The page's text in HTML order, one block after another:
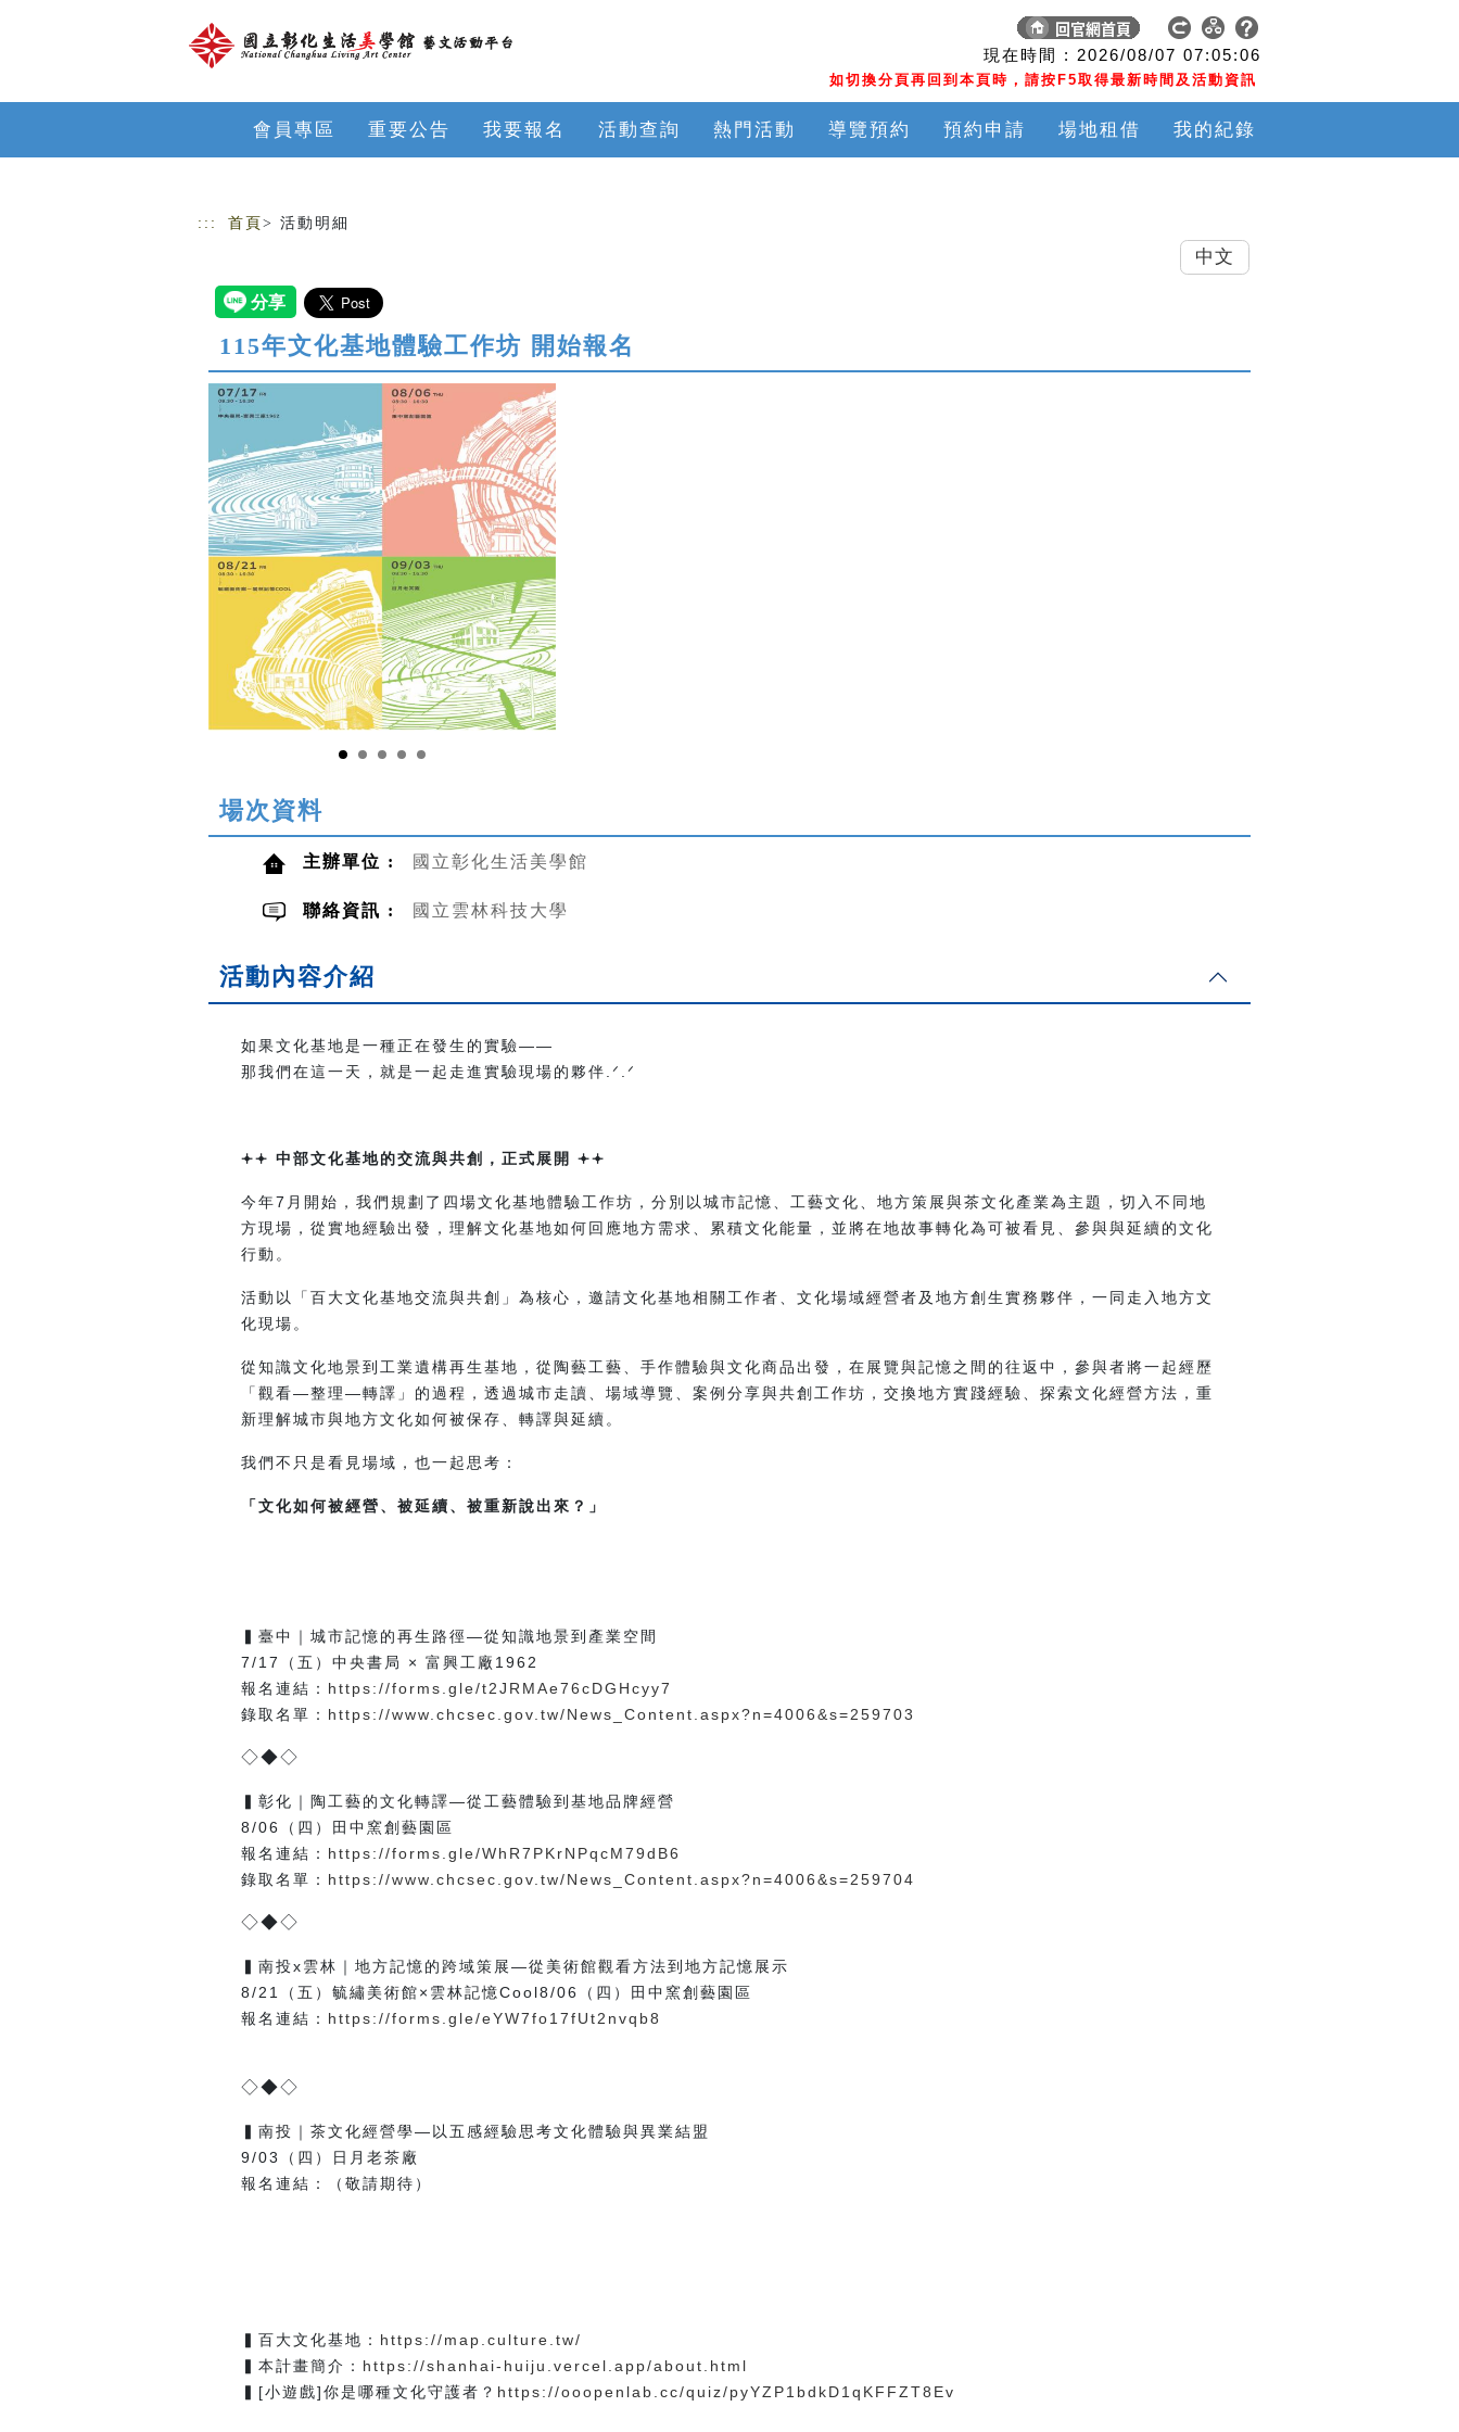
現在時間 : 2026/08/07 07:05:07
如切換分頁再回到本頁時，請按F5取得最新時間及活動資訊
會員專區 重要公告 我要報名 活動查詢 熱門活動 導覽預約 預約申請 場地租借 我的紀錄
::: 首頁 > 活動明細
115年文化基地體驗工作坊 開始報名
場次資料
主辦單位 : 國立彰化生活美學館
聯絡資訊 : 國立雲林科技大學
活動內容介紹
如果文化基地是一種正在發生的實驗——
那我們在這一天，就是一起走進實驗現場的夥伴.ᐟ.ᐟ
𖥔𖥔 中部文化基地的交流與共創，正式展開 𖥔𖥔
今年7月開始，我們規劃了四場文化基地體驗工作坊，分別以城市記憶、工藝文化、地方策展與茶文化產業為主題，切入不同地
方現場，從實地經驗出發，理解文化基地如何回應地方需求、累積文化能量，並將在地故事轉化為可被看見、參與與延續的文化
行動。
活動以「百大文化基地交流與共創」為核心，邀請文化基地相關工作者、文化場域經營者及地方創生實務夥伴，一同走入地方文
化現場。
從知識文化地景到工業遺構再生基地，從陶藝工藝、手作體驗與文化商品出發，在展覽與記憶之間的往返中，參與者將一起經歷
「觀看—整理—轉譯」的過程，透過城市走讀、場域導覽、案例分享與共創工作坊，交換地方實踐經驗、探索文化經營方法，重
新理解城市與地方文化如何被保存、轉譯與延續。
我們不只是看見場域，也一起思考：
「文化如何被經營、被延續、被重新說出來？」
▍臺中｜城市記憶的再生路徑—從知識地景到產業空間
7/17（五）中央書局 × 富興工廠1962
報名連結： https://forms.gle/t2JRMAe76cDGHcyy7
錄取名單： https://www.chcsec.gov.tw/News_Content.aspx?n=4006&s=259703
◇◆◇
▍彰化｜陶工藝的文化轉譯—從工藝體驗到基地品牌經營
8/06（四）田中窯創藝園區
報名連結： https://forms.gle/WhR7PKrNPqcM79dB6
錄取名單： https://www.chcsec.gov.tw/News_Content.aspx?n=4006&s=259704
◇◆◇
▍南投x雲林｜地方記憶的跨域策展—從美術館觀看方法到地方記憶展示
8/21（五）毓繡美術館×雲林記憶Cool8/06（四）田中窯創藝園區
報名連結： https://forms.gle/eYW7fo17fUt2nvqb8
◇◆◇
▍南投｜茶文化經營學—以五感經驗思考文化體驗與異業結盟
9/03（四）日月老茶廠
報名連結：（敬請期待）
▍百大文化基地： https://map.culture.tw/
▍本計畫簡介： https://shanhai-huiju.vercel.app/about.html
▍[小遊戲]你是哪種文化守護者？ https://ooopenlab.cc/quiz/pyYZP1bdkD1qKFFZT8Ev